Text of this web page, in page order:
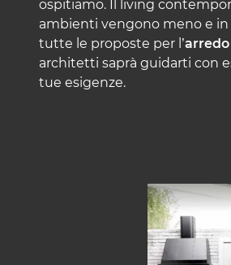
ospitiamo. Il living
ambienti vengono meno e in
tutte le proposte per l’
architetti saprà guidarti con
tue esigenze.